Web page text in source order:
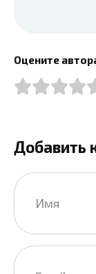
Оцените
Добавить
Имя
Email